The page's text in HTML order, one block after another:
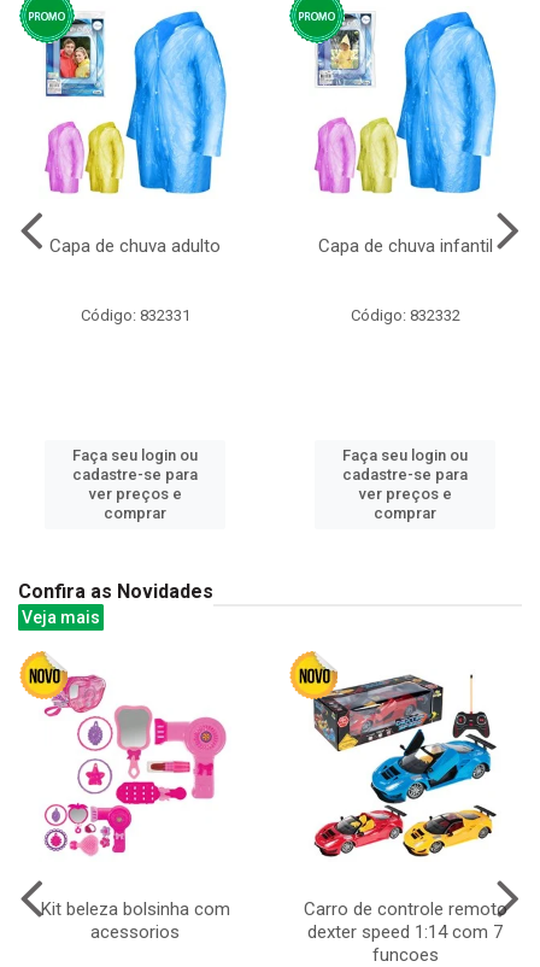
Capa de chuva adulto
Código: 832331
Faça seu login ou
cadastre-se para
ver preços e
comprar
Capa de chuva infantil
Código: 832332
Faça seu login ou
cadastre-se para
ver preços e
comprar
Confira as Novidades
Veja mais
Kit beleza bolsinha com
acessorios
Carro de controle remoto
dexter speed 1:14 com 7
funcoes